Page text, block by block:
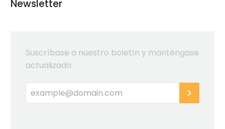
Newsletter
Suscríbase a nuestro boletín y manténgase
actualizado: